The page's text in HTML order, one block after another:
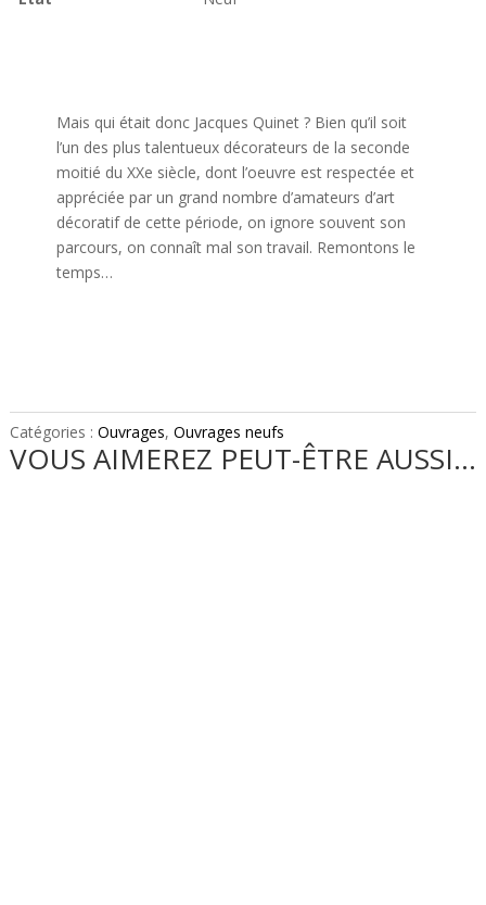
Mais qui était donc Jacques Quinet ? Bien qu’il soit
l’un des plus talentueux décorateurs de la seconde
moitié du XXe siècle, dont l’oeuvre est respectée et
appréciée par un grand nombre d’amateurs d’art
décoratif de cette période, on ignore souvent son
parcours, on connaît mal son travail. Remontons le
temps…
Catégories : Ouvrages, Ouvrages neufs
VOUS AIMEREZ PEUT-ÊTRE AUSSI…